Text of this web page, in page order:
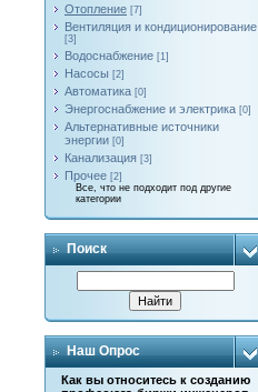
Отопление [7]
Вентиляция и кондиционирование
[3]
Водоснабжение [1]
Насосы [2]
Автоматика [0]
Энергоснабжение и электрика [0]
Альтернативные источники
энергии [0]
Канализация [3]
Прочее [2]
Все, что не подходит под другие
категории
Поиск
Наш Опрос
Как вы относитесь к созданию